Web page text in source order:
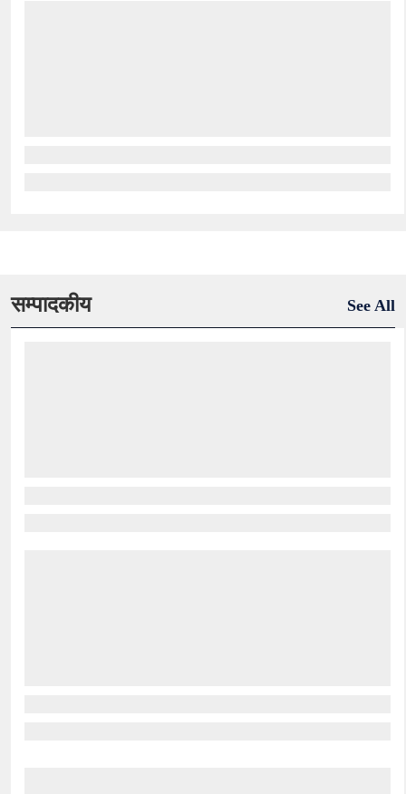
सम्पादकीय See All